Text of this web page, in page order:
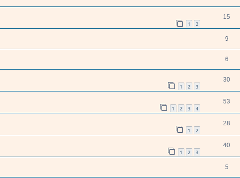
1 2
15
9
6
1 2 3
30
1 2 3 4
53
1 2
28
1 2 3
40
5